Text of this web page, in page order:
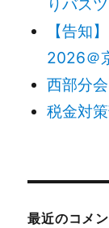
りバス
【告知
2026＠
西部分
税金対
最近のコメン